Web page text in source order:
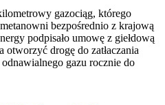
gazociąg, którego
bezpośrednio z krajową
podpisało umowę z giełdową
drogę do zatłaczania
gazu rocznie do